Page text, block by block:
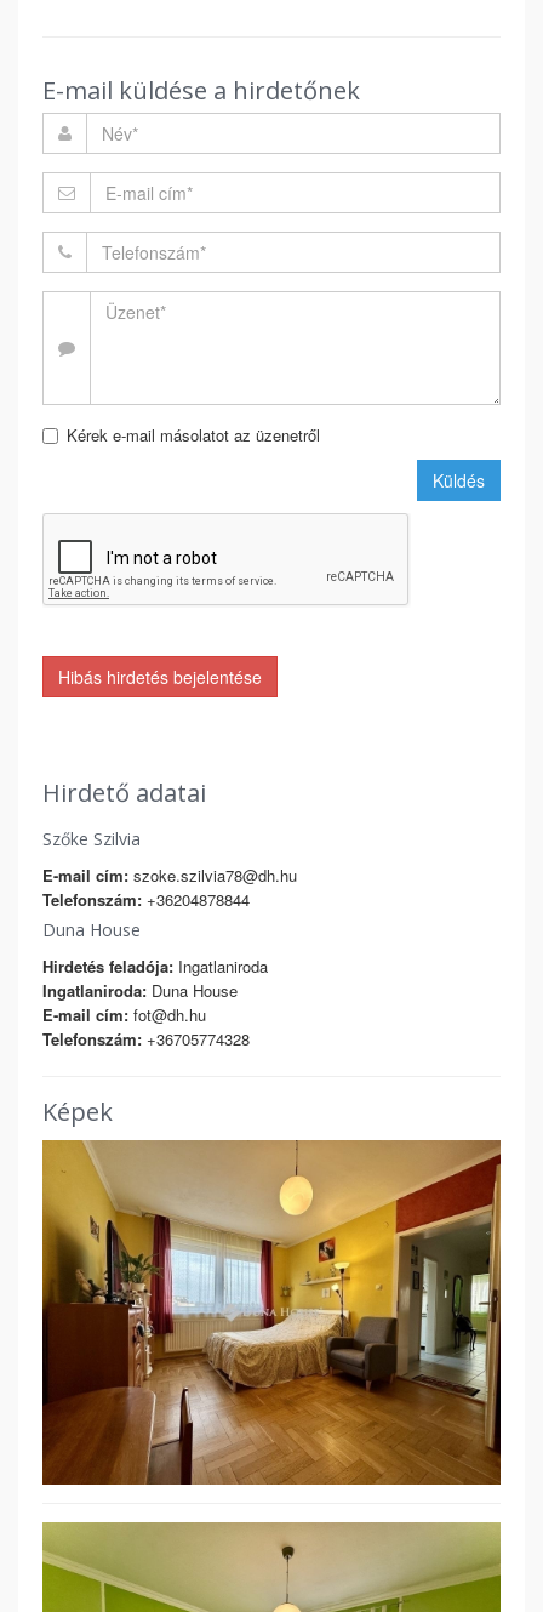
E-mail küldése a hirdetőnek
Kérek e-mail másolatot az üzenetről
Küldés
Hibás hirdetés bejelentése
Hirdető adatai
Szőke Szilvia
E-mail cím: szoke.szilvia78@dh.hu
Telefonszám: +36204878844
Duna House
Hirdetés feladója: Ingatlaniroda
Ingatlaniroda: Duna House
E-mail cím: fot@dh.hu
Telefonszám: +36705774328
Képek